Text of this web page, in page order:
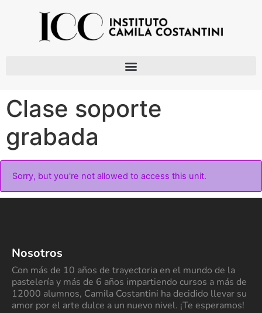
Clase soporte
grabada
Sorry, but you're not allowed to access this unit.
Nosotros
Con más de 10 años de trayectoria en el mundo de la
pastelería y más de 6 años impartiendo cursos a más de
12000 alumnos, Camila Costantini ha decidido llevar su
amor por el arte dulce a un nuevo nivel. ¡Te esperamos!